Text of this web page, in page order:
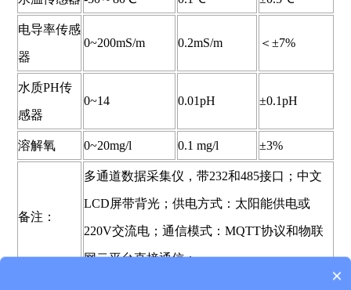
电导率传感
器
0~200mS/m 0.2mS/m ＜±7%
水质PH传
感器
0~14 0.01pH ±0.1pH
溶解氧 0~20mg/l 0.1 mg/l ±3%
备注：
多通道数据采集仪，带232和485接口；中文
LCD屏带背光；供电方式：太阳能供电或
220V交流电；通信模式：MQTT协议和物联
网云平台直接通信；
产品包含安装吗？
×